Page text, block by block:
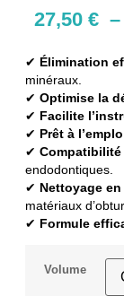
27,50 € –
✔ Élimination
minéraux.
✔ Optimise la
✔ Facilite
✔ Prêt à
✔
endodontiques.
✔ Nettoyage
matériaux
✔ Formule
Volume